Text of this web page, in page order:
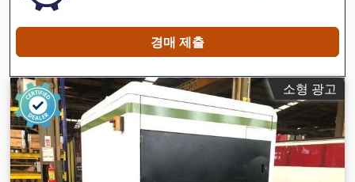
경매 제출
소형 광고